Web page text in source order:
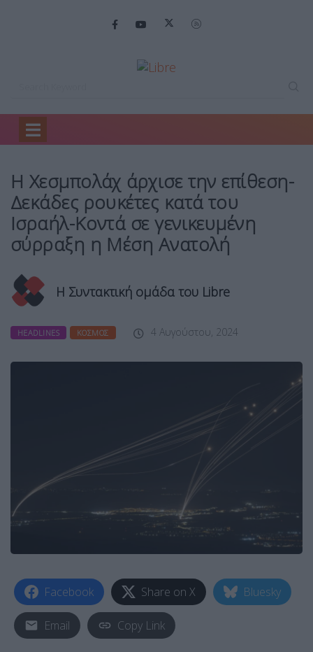
Home
Η Χεσμπολάχ άρχισε την επίθεση-
Δεκάδες ρουκέτες κατά του
Ισραήλ-Κοντά σε γενικευμένη
σύρραξη η Μέση Ανατολή
Η Συντακτική ομάδα του Libre
HEADLINES ΚΌΣΜΟΣ 4 Αυγούστου, 2024
Facebook Share on X Bluesky
Email Copy Link